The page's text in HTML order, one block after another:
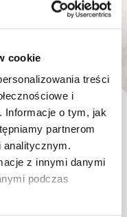
cookie
treści
i
Informacje o tym, jak
partnerom
analitycznym.
z innymi danymi
podczas